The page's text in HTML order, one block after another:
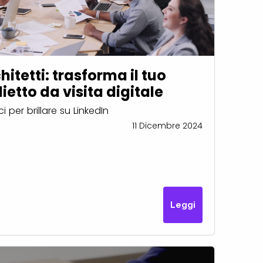
trasforma il tuo
da visita digitale
per brillare su LinkedIn
11 Dicembre 2024
Leggi